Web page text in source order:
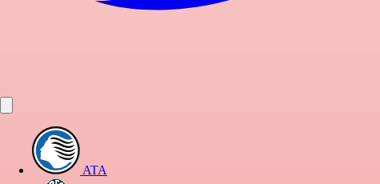
ATA